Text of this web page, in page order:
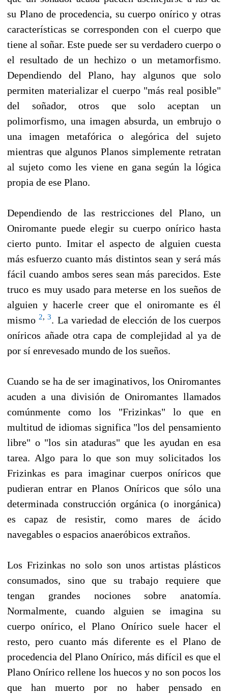
su Plano de procedencia, su cuerpo onírico y otras
características se corresponden con el cuerpo que
tiene al soñar. Este puede ser su verdadero cuerpo o
el resultado de un hechizo o un metamorfismo.
Dependiendo del Plano, hay algunos que solo
permiten materializar el cuerpo "más real posible"
del soñador, otros que solo aceptan un
polimorfismo, una imagen absurda, un embrujo o
una imagen metafórica o alegórica del sujeto
mientras que algunos Planos simplemente retratan
al sujeto como les viene en gana según la lógica
propia de ese Plano.
Dependiendo de las restricciones del Plano, un
Oniromante puede elegir su cuerpo onírico hasta
cierto punto. Imitar el aspecto de alguien cuesta
más esfuerzo cuanto más distintos sean y será más
fácil cuando ambos seres sean más parecidos. Este
truco es muy usado para meterse en los sueños de
alguien y hacerle creer que el oniromante es él
mismo2,3. La variedad de elección de los cuerpos
oníricos añade otra capa de complejidad al ya de
por sí enrevesado mundo de los sueños.
Cuando se ha de ser imaginativos, los Oniromantes
acuden a una división de Oniromantes llamados
comúnmente como los "Frizinkas" lo que en
multitud de idiomas significa "los del pensamiento
libre" o "los sin ataduras" que les ayudan en esa
tarea. Algo para lo que son muy solicitados los
Frizinkas es para imaginar cuerpos oníricos que
pudieran entrar en Planos Oníricos que sólo una
determinada construcción orgánica (o inorgánica)
es capaz de resistir, como mares de ácido
navegables o espacios anaeróbicos extraños.
Los Frizinkas no solo son unos artistas plásticos
consumados, sino que su trabajo requiere que
tengan grandes nociones sobre anatomía.
Normalmente, cuando alguien se imagina su
cuerpo onírico, el Plano Onírico suele hacer el
resto, pero cuanto más diferente es el Plano de
procedencia del Plano Onírico, más difícil es que el
Plano Onírico rellene los huecos y no son pocos los
que han muerto por no haber pensado en